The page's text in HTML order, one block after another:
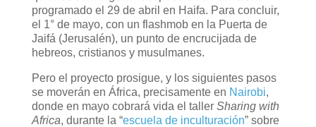
programado el 29 de abril en Haifa. Para concluir,
el 1° de mayo, con un flashmob en la Puerta de
Jaifá (Jerusalén), un punto de encrucijada de
hebreos, cristianos y musulmanes.
Pero el proyecto prosigue, y los siguientes pasos
se moverán en África, precisamente en Nairobi,
donde en mayo cobrará vida el taller Sharing with
Africa, durante la “escuela de inculturación” sobre